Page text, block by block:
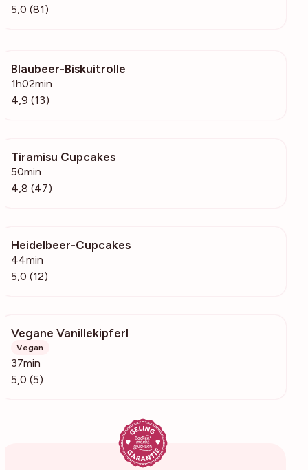
5,0 (81)
Blaubeer-Biskuitrolle
1h02min
4,9 (13)
Tiramisu Cupcakes
50min
4,8 (47)
Heidelbeer-Cupcakes
44min
5,0 (12)
Vegane Vanillekipferl
Vegan
37min
5,0 (5)